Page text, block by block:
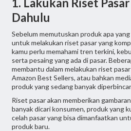
Dahulu
Sebelum memutuskan produk apa
untuk melakukan riset pasar yang
kamu perlu memahami tren terkini,
serta pesaing yang ada di pasar.
membantu dalam melakukan riset
Amazon Best Sellers, atau bahkan
produk yang sedang banyak
Riset pasar akan memberikan
banyak dicari konsumen, produk yang
celah pasar yang bisa dimanfaatkan
produk baru.